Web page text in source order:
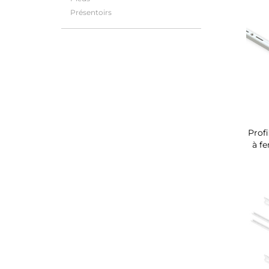
Présentoirs
à